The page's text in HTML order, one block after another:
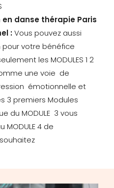
danse thérapie Paris
:Vous pouvez aussi
votre bénéfice
les MODULES 1 2
une voie de
émotionnelle et
3 premiers Modules
du MODULE 3 vous
MODULE 4 de